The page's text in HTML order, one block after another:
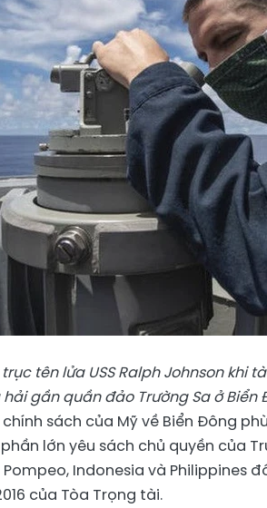
tên lửa USS Ralph Johnson khi
gần quần đảo Trường Sa ở Biển
sách của Mỹ về Biển Đông
lớn yêu sách chủ quyền của
Indonesia và Philippines
của Tòa Trọng tài.